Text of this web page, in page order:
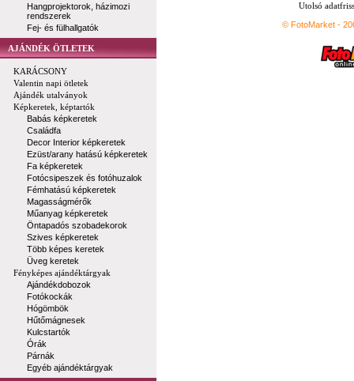
Hangprojektorok, házimozi
rendszerek
Fej- és fülhallgatók
AJÁNDÉK ÖTLETEK
KARÁCSONY
Valentin napi ötletek
Ajándék utalványok
Képkeretek, képtartók
Babás képkeretek
Családfa
Decor Interior képkeretek
Ezüst/arany hatású képkeretek
Fa képkeretek
Fotócsipeszek és fotóhuzalok
Fémhatású képkeretek
Magasságmérők
Műanyag képkeretek
Öntapadós szobadekorok
Szives képkeretek
Több képes keretek
Üveg keretek
Fényképes ajándéktárgyak
Ajándékdobozok
Fotókockák
Hógömbök
Hűtőmágnesek
Kulcstartók
Órák
Párnák
Egyéb ajándéktárgyak
Utolsó
© FotoMarket -